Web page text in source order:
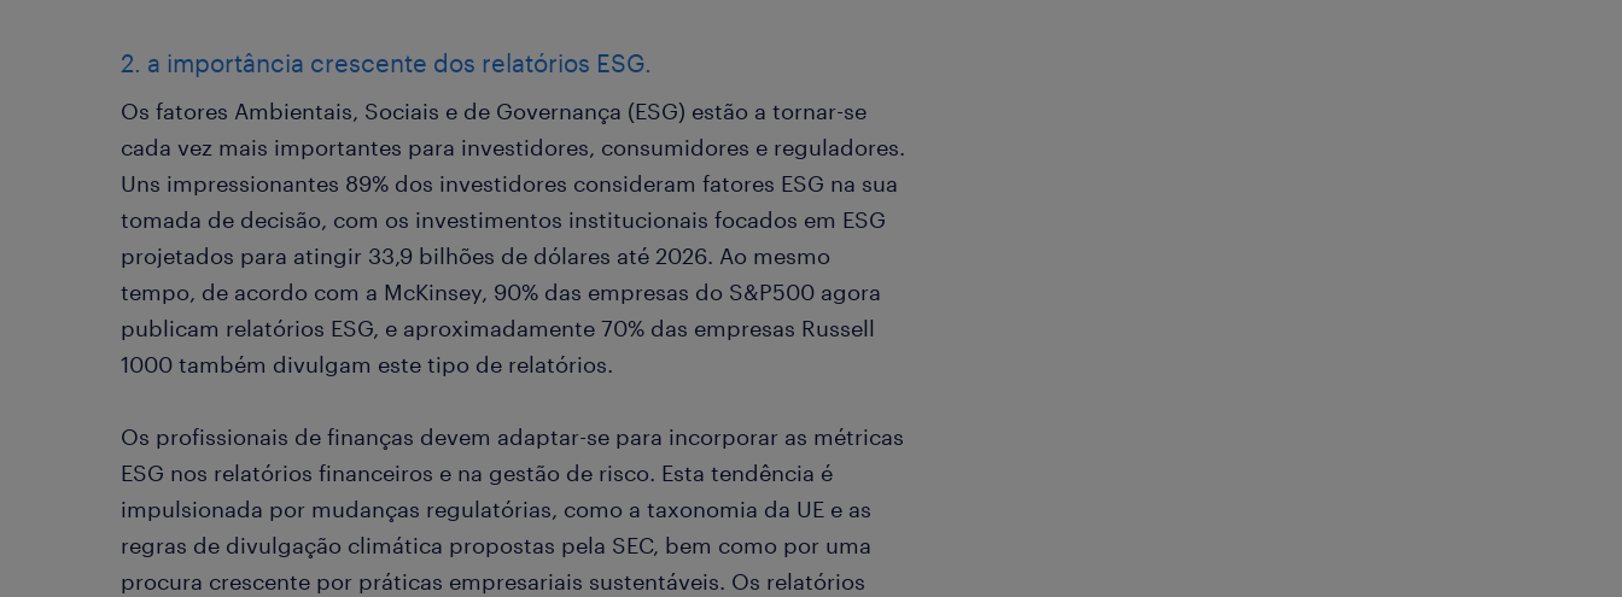
2. a importância crescente dos relatórios ESG.
Os fatores Ambientais, Sociais e de Governança (ESG) estão a tornar-se
cada vez mais importantes para investidores, consumidores e reguladores.
Uns impressionantes 89% dos investidores consideram fatores ESG na sua
tomada de decisão, com os investimentos institucionais focados em ESG
projetados para atingir 33,9 bilhões de dólares até 2026. Ao mesmo
tempo, de acordo com a McKinsey, 90% das empresas do S&P500 agora
publicam relatórios ESG, e aproximadamente 70% das empresas Russell
1000 também divulgam este tipo de relatórios.
Os profissionais de finanças devem adaptar-se para incorporar as métricas
ESG nos relatórios financeiros e na gestão de risco. Esta tendência é
impulsionada por mudanças regulatórias, como a taxonomia da UE e as
regras de divulgação climática propostas pela SEC, bem como por uma
procura crescente por práticas empresariais sustentáveis. Os relatórios